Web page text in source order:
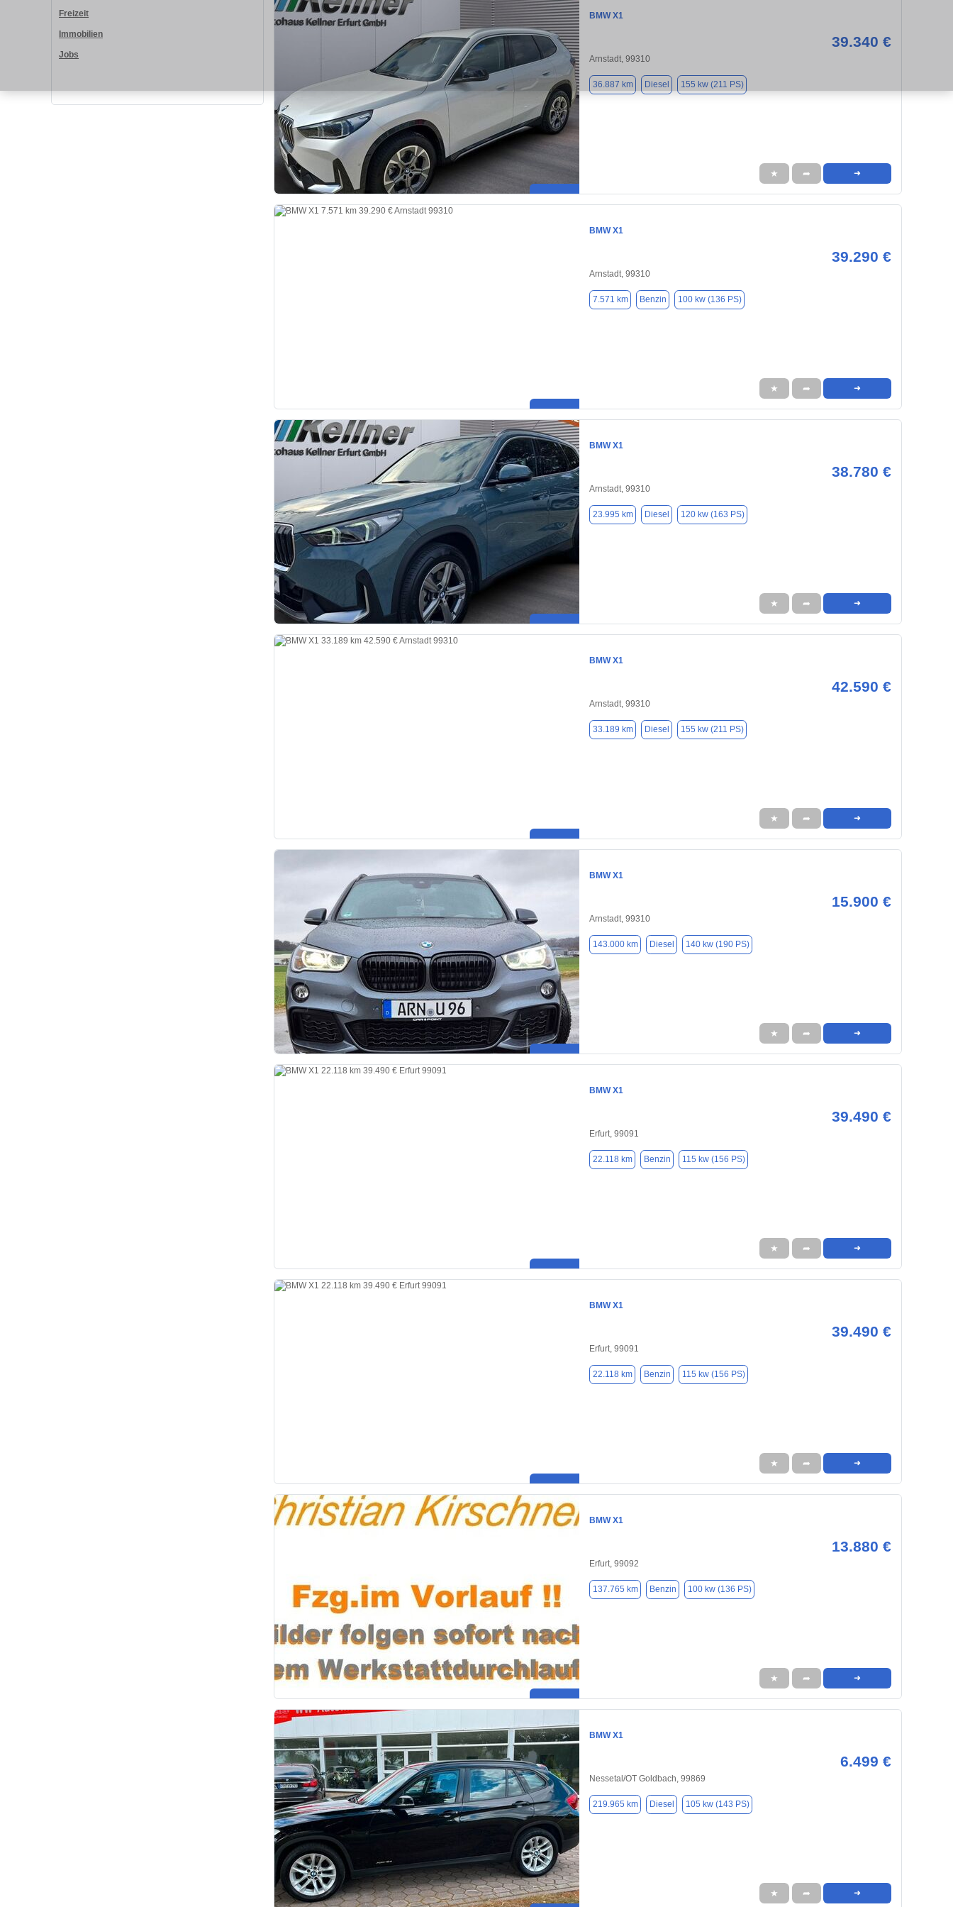
Freizeit
Immobilien
Jobs
BMW X1
39.340 €
Arnstadt, 99310
36.887 km Diesel 155 kw (211 PS)
★ ➦ ➜
BMW X1
39.290 €
Arnstadt, 99310
7.571 km Benzin 100 kw (136 PS)
★ ➦ ➜
BMW X1
38.780 €
Arnstadt, 99310
23.995 km Diesel 120 kw (163 PS)
★ ➦ ➜
BMW X1
42.590 €
Arnstadt, 99310
33.189 km Diesel 155 kw (211 PS)
★ ➦ ➜
BMW X1
15.900 €
Arnstadt, 99310
143.000 km Diesel 140 kw (190 PS)
★ ➦ ➜
BMW X1
39.490 €
Erfurt, 99091
22.118 km Benzin 115 kw (156 PS)
★ ➦ ➜
BMW X1
39.490 €
Erfurt, 99091
22.118 km Benzin 115 kw (156 PS)
★ ➦ ➜
BMW X1
13.880 €
Erfurt, 99092
137.765 km Benzin 100 kw (136 PS)
★ ➦ ➜
BMW X1
6.499 €
Nessetal/OT Goldbach, 99869
219.965 km Diesel 105 kw (143 PS)
★ ➦ ➜